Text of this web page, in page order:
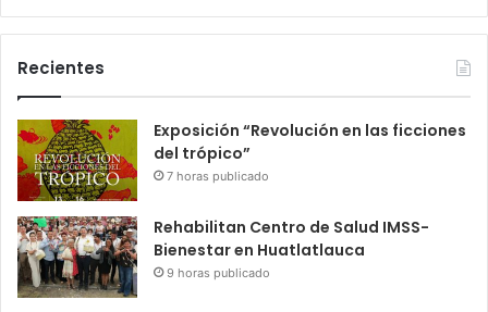
Recientes
Exposición “Revolución en las ficciones
del trópico”
7 horas publicado
Rehabilitan Centro de Salud IMSS-
Bienestar en Huatlatlauca
9 horas publicado